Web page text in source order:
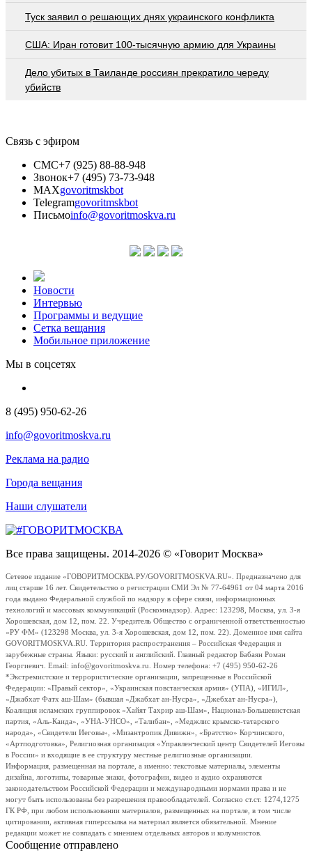
Туск заявил о решающих днях украинского конфликта
США: Иран готовит 100-тысячную армию для Украины
Дело убитых в Таиланде россиян прекратило череду
убийств
Связь с эфиром
СМС+7 (925) 88-88-948
Звонок+7 (495) 73-73-948
MAXgovoritmskbot
Telegramgovoritmskbot
Письмоinfo@govoritmoskva.ru
Новости
Интервью
Программы и ведущие
Сетка вещания
Мобильное приложение
Мы в соцсетях
8 (495) 950-62-26
info@govoritmoskva.ru
Реклама на радио
Города вещания
Наши слушатели
Все права защищены. 2014-2026 © «Говорит Москва»
Сетевое издание «ГОВОРИТМОСКВА.РУ/GOVORITMOSKVA.RU». Предназначено для
лиц старше 16 лет. Свидетельство о регистрации СМИ Эл № 77-64961 от 04 марта 2016
года выдано Федеральной службой по надзору в сфере связи, информационных
технологий и массовых коммуникаций (Роскомнадзор). Адрес: 123298, Москва, ул. 3-я
Хорошевская, дом 12, пом. 22. Учредитель Общество с ограниченной ответственностью
«РУ ФМ» (123298 Москва, ул. 3-я Хорошевская, дом 12, пом. 22). Доменное имя сайта
GOVORITMOSKVA.RU. Территория распространения – Российская Федерация и
зарубежные страны. Языки: русский и английский. Главный редактор Бабаян Роман
Георгиевич. Email: info@govoritmoskva.ru. Номер телефона: +7 (495) 950-62-26
*Экстремистские и террористические организации, запрещенные в Российской
Федерации: «Правый сектор», «Украинская повстанческая армия» (УПА), «ИГИЛ»,
«Джабхат Фатх аш-Шам» (бывшая «Джабхат ан-Нусра», «Джебхат ан-Нусра»),
Коалиция исламских группировок «Хайят Тахрир аш-Шам», Национал-Большевистская
партия, «Аль-Каида», «УНА-УНСО», «Талибан», «Меджлис крымско-татарского
народа», «Свидетели Иеговы», «Мизантропик Дивижн», «Братство» Корчинского,
«Артподготовка», Религиозная организация «Управленческий центр Свидетелей Иеговы
в России» и входящие в ее структуру местные религиозные организации.
Информация, размещенная на портале, а именно: текстовые материалы, элементы
дизайна, логотипы, товарные знаки, фотографии, видео и аудио охраняются
законодательством Российской Федерации и международными нормами права и не
могут быть использованы без разрешения правообладателей. Согласно ст.ст. 1274,1275
ГК РФ, при любом использовании материалов, размещенных на портале, в том числе
цитировании, активная гиперссылка на материал является обязательной. Мнение
редакции может не совпадать с мнением отдельных авторов и колумнистов.
Сообщение отправлено